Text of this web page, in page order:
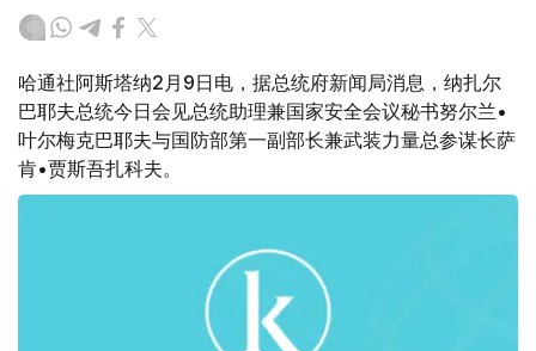
哈通社阿斯塔纳2月9日电，据总统府新闻局消息，纳扎尔
巴耶夫总统今日会见总统助理兼国家安全会议秘书努尔兰•
叶尔梅克巴耶夫与国防部第一副部长兼武装力量总参谋长萨
肯•贾斯吾扎科夫。